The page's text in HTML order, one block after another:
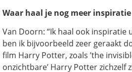
Waar haal je nog meer
Van Doorn: “Ik haal ook inspiratie
ben ik bijvoorbeeld zeer geraakt
film Harry Potter, zoals ’the
onzichtbare’ Harry Potter zichzelf